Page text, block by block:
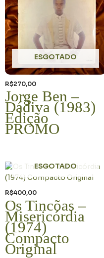
ESGOTADO
R$270,00
Jorge Ben –
Dádiva (1983)
Edição
PROMO
ESGOTADO
R$400,00
Os Tincõas –
Misericórdia
(1974)
Compacto
Original